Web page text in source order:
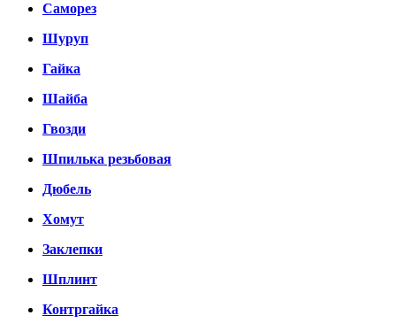
Саморез
Шуруп
Гайка
Шайба
Гвозди
Шпилька резьбовая
Дюбель
Хомут
Заклепки
Шплинт
Контргайка